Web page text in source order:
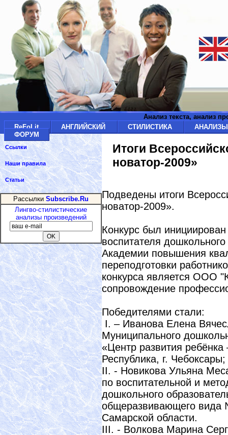
Анализ текста, анализ
ReFoLit
АНГЛИЙСКИЙ СТИЛИСТИКА
ФОРУМ
Итоги
новатор-2009»
Подведены итоги
новатор-2009».
Конкурс был
воспитателя
Академии повышения
переподготовки
конкурса является ООО
сопровождение
Победителями стали:
I. – Иванова Елена
Муниципального
«Центр развития
Республика, г. Чебоксары;
II. - Новикова Ульяна
по воспитательной и
дошкольного
общеразвивающего вида
Самарской области.
III. - Волкова Марина
Ссылки
Наши правила
Статьи
Рассылки Subscribe.Ru
Лингво-стилистические
анализы произведений